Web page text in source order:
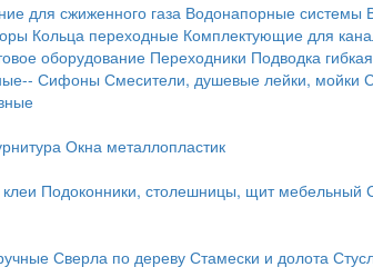
для сжиженного газа Водонапорные системы
Кольца переходные Комплектующие для
оборудование Переходники Подводка гибкая
Сифоны Смесители, душевые лейки, мойки
Окна металлопластик
Подоконники, столешницы, щит мебельный
Сверла по дереву Стамески и долота